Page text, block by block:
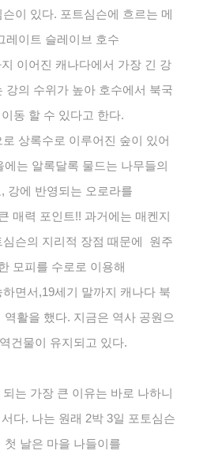
이 있다. 포트심슨에 흐르는 메
레이트 슬레이브 호수
이어진 캐나다에서 가장 긴 강
강의 수위가 높아 호수에서 북국
동 할 수 있다고 한다.
상록수로 이루어진 숲이 있어
는 알록달록 물드는 나무들의
강에 반영되는 오로라를
매력 포인트!! 과거에는 매켄지
심슨의 지리적 장점 때문에 원주
모피를 수로 로 이용해
하면서,19세기 말까지 캐나다 북
역활을 했다. 지금은 역사 공원으
건물이 유지되고 있다.
는 가장 큰 이유는 바로 나하니
다. 나는 원래 2박 3일 포토심슨
첫 날은 마을 나들이를